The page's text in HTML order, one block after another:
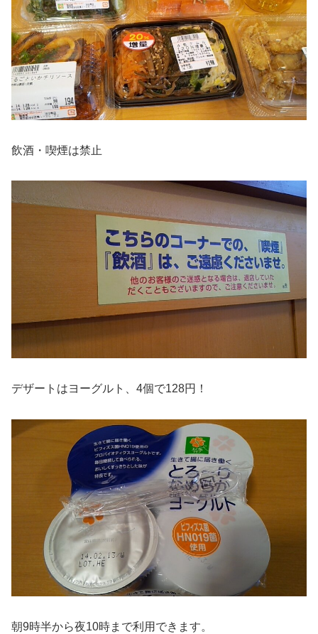
飲酒・喫煙は禁止
デザートはヨーグルト、4個で128円！
朝9時半から夜10時まで利用できます。